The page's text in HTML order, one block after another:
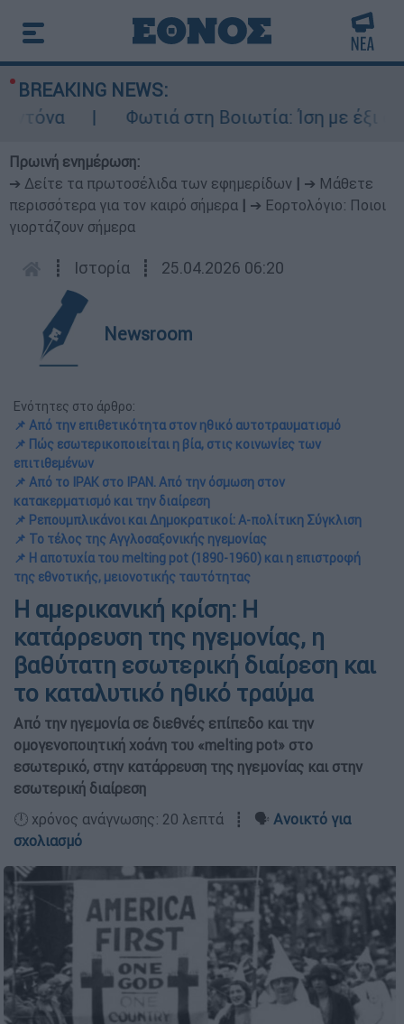
BREAKING NEWS:
Φωτιά στη Βοιωτία: Ίση με έξι ατομικές
Πρωινή ενημέρωση:
➔ Δείτε τα πρωτοσέλιδα των εφημερίδων
➔ Μάθετε
περισσότερα για τον καιρό σήμερα
➔ Εορτολόγιο: Ποιοι
γιορτάζουν σήμερα
┋ Ιστορία ┋ 25.04.2026 06:20
Newsroom
Ενότητες στο άρθρο:
📌 Από την επιθετικότητα στον ηθικό αυτοτραυματισμό
📌 Πώς εσωτερικοποιείται η βία, στις κοινωνίες των
επιτιθεμένων
📌 Από το ΙΡΑΚ στο ΙΡΑΝ. Από την όσμωση στον
κατακερματισμό και την διαίρεση
📌 Ρεπουμπλικάνοι και Δημοκρατικοί: Α-πολίτικη Σύγκλιση
📌 Το τέλος της Αγγλοσαξονικής ηγεμονίας
📌 Η αποτυχία του melting pot (1890-1960) και η επιστροφή
της εθνοτικής, μειονοτικής ταυτότητας
Η αμερικανική κρίση: Η
κατάρρευση της ηγεμονίας, η
βαθύτατη εσωτερική διαίρεση και
το καταλυτικό ηθικό τραύμα
Από την ηγεμονία σε διεθνές επίπεδο και την
ομογενοποιητική χοάνη του «melting pot» στο
εσωτερικό, στην κατάρρευση της ηγεμονίας και στην
εσωτερική διαίρεση
🕛 χρόνος ανάγνωσης: 20 λεπτά ┋ 🗣️ Ανοικτό για
σχολιασμό